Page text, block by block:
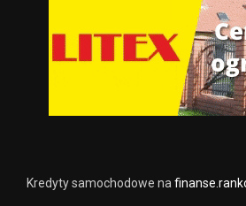
Kredyty samochodowe na